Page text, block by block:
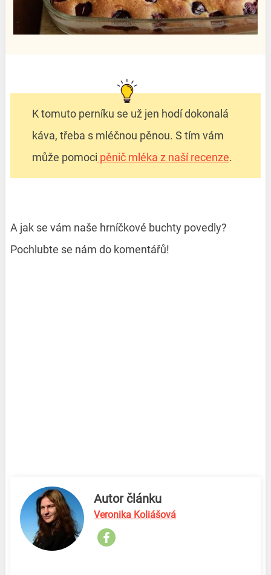
K tomuto perníku se už jen hodí dokonalá
káva, třeba s mléčnou pěnou. S tím vám
může pomoci pěnič mléka z naší recenze.
A jak se vám naše hrníčkové buchty povedly?
Pochlubte se nám do komentářů!
Autor článku
Veronika Koliášová